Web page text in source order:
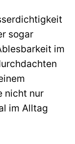
sogar
im
nicht nur
im Alltag